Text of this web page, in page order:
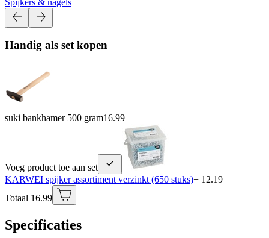
Handig als set kopen
suki bankhamer 500 gram16.99
Voeg product toe aan set
KARWEI spijker assortiment verzinkt (650 stuks)+ 12.19
Totaal 16.99
Specificaties